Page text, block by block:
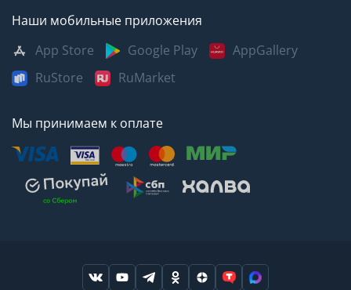
Наши мобильные приложения
App Store
Google Play
AppGallery
RuStore
RuMarket
Мы принимаем к оплате